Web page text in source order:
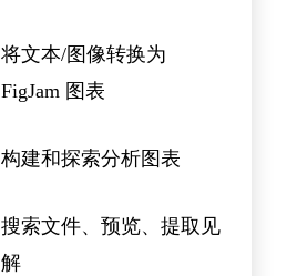
将文本/图像转换为
FigJam 图表
构建和探索分析图表
搜索文件、预览、提取见
解